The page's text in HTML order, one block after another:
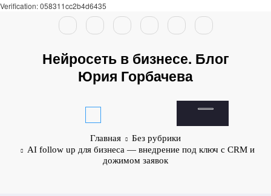
Verification: 058311cc2b4d6435
Нейросеть в бизнесе. Блог
Юрия Горбачева
Главная
Без рубрики
AI follow up для бизнеса — внедрение под ключ с CRM и
дожимом заявок